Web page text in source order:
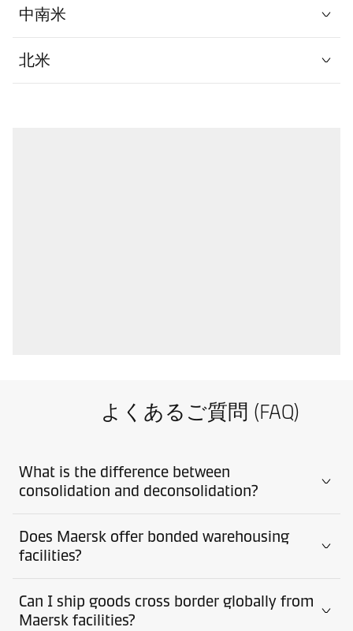
中南米
北米
よくあるご質問 (FAQ)
What is the difference between
consolidation and deconsolidation?
Does Maersk offer bonded warehousing
facilities?
Can I ship goods cross border globally from
Maersk facilities?